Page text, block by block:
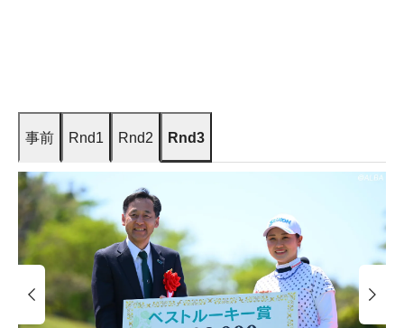
事前 Rnd1 Rnd2 Rnd3